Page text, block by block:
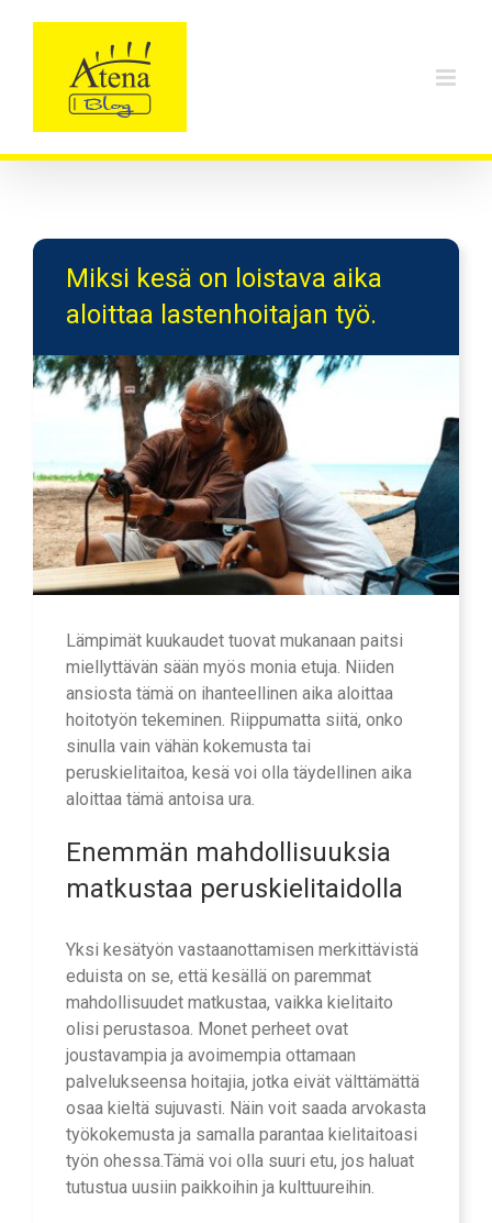
Miksi kesä on loistava aika
aloittaa lastenhoitajan työ.
Lämpimät kuukaudet tuovat mukanaan paitsi
miellyttävän sään myös monia etuja. Niiden
ansiosta tämä on ihanteellinen aika aloittaa
hoitotyön tekeminen. Riippumatta siitä, onko
sinulla vain vähän kokemusta tai
peruskielitaitoa, kesä voi olla täydellinen aika
aloittaa tämä antoisa ura.
Enemmän mahdollisuuksia
matkustaa peruskielitaidolla
Yksi kesätyön vastaanottamisen merkittävistä
eduista on se, että kesällä on paremmat
mahdollisuudet matkustaa, vaikka kielitaito
olisi perustasoa. Monet perheet ovat
joustavampia ja avoimempia ottamaan
palvelukseensa hoitajia, jotka eivät välttämättä
osaa kieltä sujuvasti. Näin voit saada arvokasta
työkokemusta ja samalla parantaa kielitaitoasi
työn ohessa.Tämä voi olla suuri etu, jos haluat
tutustua uusiin paikkoihin ja kulttuureihin.